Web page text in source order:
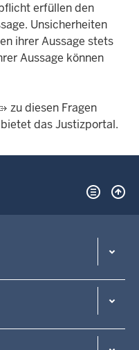
erfüllen den
Unsicherheiten
ihrer Aussage stets
Aussage können
zu diesen Fragen
das Justizportal.